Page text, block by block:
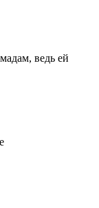
ведь ей